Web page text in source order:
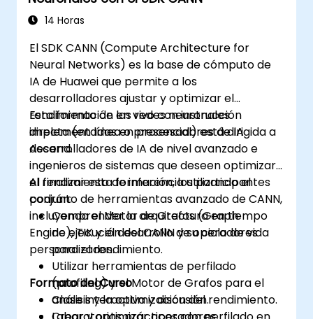
Exportar animaciones para la web, video
14 Horas
El SDK CANN (Compute Architecture for
Neural Networks) es la base de cómputo de
IA de Huawei que permite a los
desarrolladores ajustar y optimizar el
rendimiento de las redes neuronales
implementadas en procesadores de IA
Ascend.
Esta formación en vivo con instrucción
directa (en línea o presencial) está dirigida a
desarrolladores de IA de nivel avanzado e
ingenieros de sistemas que deseen optimizar
el rendimiento de inferencia utilizando el
conjunto de herramientas avanzado de CANN,
incluyendo el Motor de Grafos (Graph
Engine), TIK y el desarrollo de operadores
personalizados.
Al finalizar esta formación, los participantes
podrán:
Comprender la arquitectura en tiempo
de ejecución del CANN y su ciclo de vida
para el rendimiento.
Utilizar herramientas de perfilado
(profiling) y el Motor de Grafos para el
análisis y la optimización del rendimiento.
Formato del Curso
Clase interactiva y discusión.